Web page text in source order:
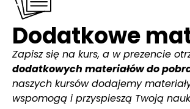
Dodatkowe
Zapisz się na kurs, a w prezencie
dodatkowych materiałów do
naszych kursów dodajemy
wspomogą i przyspieszą Twoją